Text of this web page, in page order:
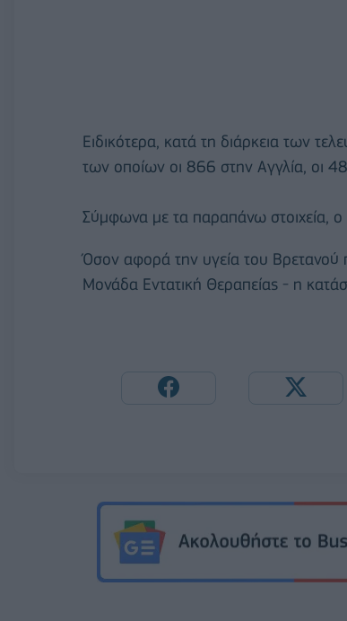
Ειδικότερα, κατά τη διάρκεια των
των οποίων οι 866 στην Αγγλία, οι
Σύμφωνα με τα παραπάνω στοιχεία,
Όσον αφορά την υγεία του
Μονάδα Εντατική Θεραπείας - η